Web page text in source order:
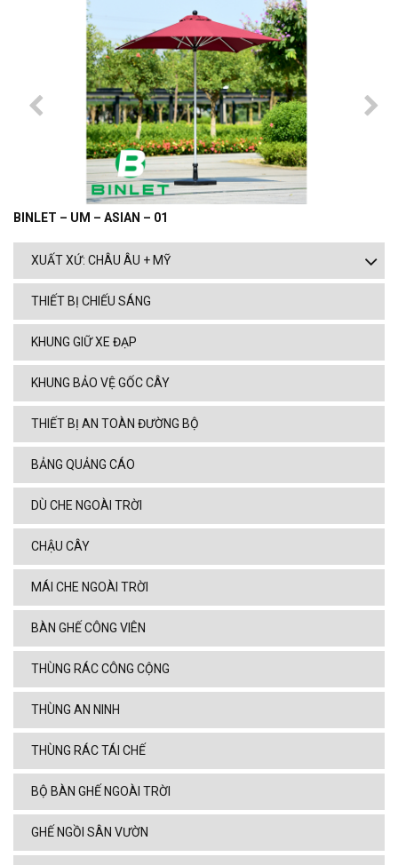
BINLET – UM – ASIAN – 01
XUẤT XỨ: CHÂU ÂU + MỸ
THIẾT BỊ CHIẾU SÁNG
KHUNG GIỮ XE ĐẠP
KHUNG BẢO VỆ GỐC CÂY
THIẾT BỊ AN TOÀN ĐƯỜNG BỘ
BẢNG QUẢNG CÁO
DÙ CHE NGOÀI TRỜI
CHẬU CÂY
MÁI CHE NGOÀI TRỜI
BÀN GHẾ CÔNG VIÊN
THÙNG RÁC CÔNG CỘNG
THÙNG AN NINH
THÙNG RÁC TÁI CHẾ
BỘ BÀN GHẾ NGOÀI TRỜI
GHẾ NGỒI SÂN VƯỜN